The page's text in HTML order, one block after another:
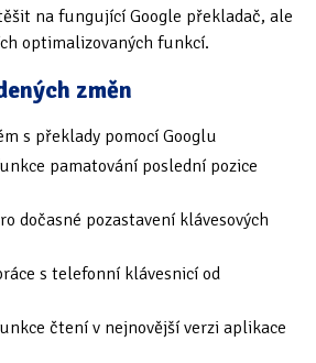
na fungující Google překladač, ale
optimalizovaných funkcí.
změn
s překlady pomocí Googlu
pamatování poslední pozice
dočasné pozastavení klávesových
s telefonní klávesnicí od
čtení v nejnovější verzi aplikace